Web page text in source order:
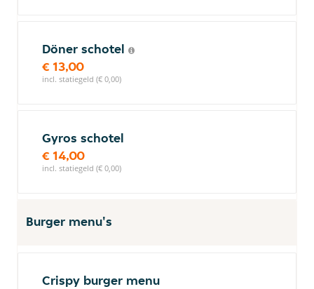
Döner schotel
€ 13,00
incl. statiegeld (€ 0,00)
Gyros schotel
€ 14,00
incl. statiegeld (€ 0,00)
Burger menu's
Crispy burger menu